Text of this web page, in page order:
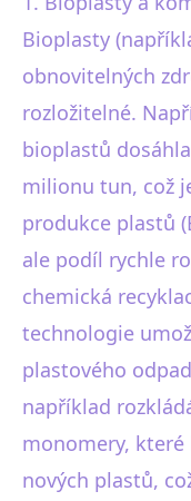
Bioplasty
obnovitelných
rozložitelné.
bioplastů
milionu tun, což
produkce plastů
ale podíl rychle
chemická
technologie
plastového
například
monomery, které
nových plastů,